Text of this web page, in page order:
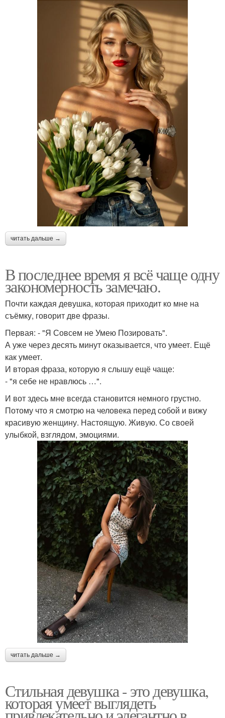
читать дальше →
В последнее время я всё чаще одну
закономерность замечаю.
Почти каждая девушка, которая приходит ко мне на
съёмку, говорит две фразы.
Первая: - "Я Совсем не Умею Позировать".
А уже через десять минут оказывается, что умеет. Ещё
как умеет.
И вторая фраза, которую я слышу ещё чаще:
- "я себе не нравлюсь …".
И вот здесь мне всегда становится немного грустно.
Потому что я смотрю на человека перед собой и вижу
красивую женщину. Настоящую. Живую. Со своей
улыбкой, взглядом, эмоциями.
читать дальше →
Стильная девушка - это девушка,
которая умеет выглядеть